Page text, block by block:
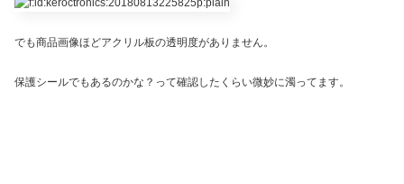
でも商品画像ほどアクリル板の透明度がありません。
保護シールでもあるのかな？って確認したくらい微妙に濁ってます。